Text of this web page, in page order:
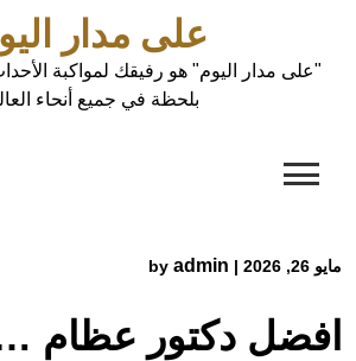
content
على مدار
"على مدار اليوم" هو رفيقك لمواكبة
بلحظة في جميع أنحاء
مايو 26, 2026 |
by admin
افضل دكتور عظام